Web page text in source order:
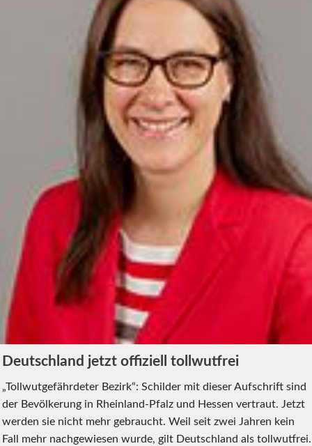
Deutschland jetzt offiziell tollwutfrei
„Tollwutgefährdeter Bezirk“: Schilder mit dieser Aufschrift sind
der Bevölkerung in Rheinland-Pfalz und Hessen vertraut. Jetzt
werden sie nicht mehr gebraucht. Weil seit zwei Jahren kein
Fall mehr nachgewiesen wurde, gilt Deutschland als tollwutfrei.